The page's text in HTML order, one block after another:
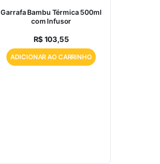
Garrafa Bambu Térmica 500ml
com Infusor
R$103,55
ADICIONAR AO CARRINHO